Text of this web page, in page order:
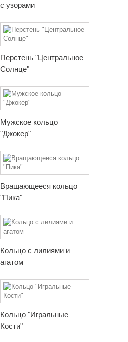
с узорами
Перстень "Центральное
Солнце"
Мужское кольцо
"Джокер"
Вращающееся кольцо
"Пика"
Кольцо с лилиями и
агатом
Кольцо "Игральные
Кости"